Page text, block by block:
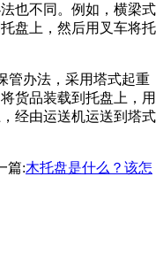
也不同。例如，横梁式
盘上，然后用叉车将托
管办法，采用塔式起重
货品装载到托盘上，用
经由运送机运送到塔式
篇:木托盘是什么？该怎